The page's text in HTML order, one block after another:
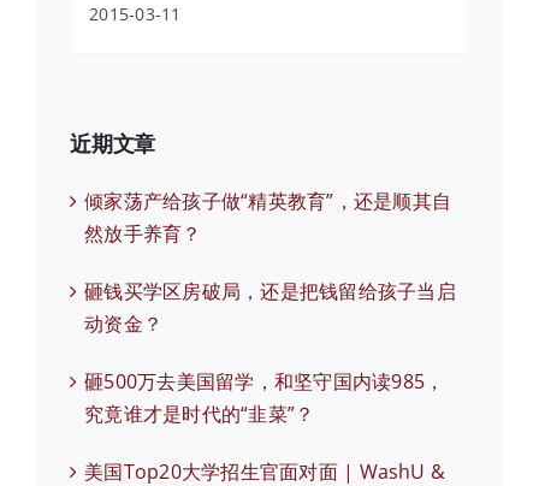
2015-03-11
近期文章
倾家荡产给孩子做“精英教育”，还是顺其自
然放手养育？
砸钱买学区房破局，还是把钱留给孩子当启
动资金？
砸500万去美国留学，和坚守国内读985，
究竟谁才是时代的“韭菜”？
美国Top20大学招生官面对面 | WashU &